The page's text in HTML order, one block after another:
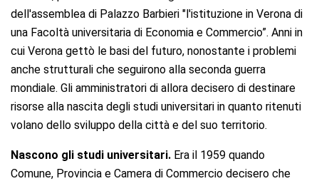
dell'assemblea di Palazzo Barbieri "l'istituzione in Verona di
una Facoltà universitaria di Economia e Commercio”. Anni in
cui Verona gettò le basi del futuro, nonostante i problemi
anche strutturali che seguirono alla seconda guerra
mondiale. Gli amministratori di allora decisero di destinare
risorse alla nascita degli studi universitari in quanto ritenuti
volano dello sviluppo della città e del suo territorio.
Nascono gli studi universitari. Era il 1959 quando
Comune, Provincia e Camera di Commercio decisero che